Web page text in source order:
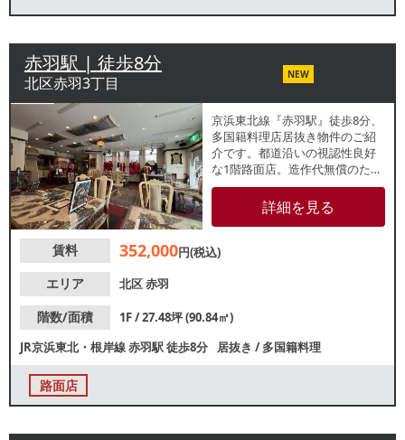
赤羽駅 | 徒歩8分
北区赤羽3丁目 NEW
京浜東北線『赤羽駅』徒歩8分、
多国籍料理店居抜き物件のご紹
介です。都道沿いの視認性良好
な1階路面店。造作代無償のた
め、類似業態ご希望の方は初期
費用を抑えての開業が可能で
す。フレンチやイタリアン業態
軽にお問合せください。
詳細を見る
賃料 352,000円(税込)
エリア
北区赤羽
階数/面積
1F / 27.48坪 (90.84㎡)
JR京浜東北・根岸線赤羽駅徒歩8分 居抜き /多国籍料理
路面店